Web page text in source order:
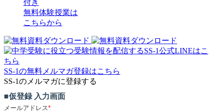
付き
無料体験授業は
こちらから
SS-1の無料メルマガ登録はこちら
SS-1のメルマガに登録する